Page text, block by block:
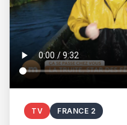
TV FRANCE 2